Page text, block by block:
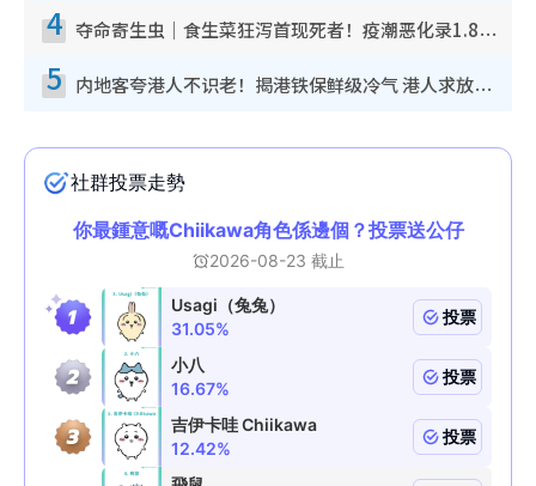
4 夺命寄生虫｜食生菜狂泻首现死者！疫潮恶化录1.8万宗病例 揭洗菜3大谬误
5 内地客夸港人不识老！揭港铁保鲜级冷气 港人求放过：别投诉